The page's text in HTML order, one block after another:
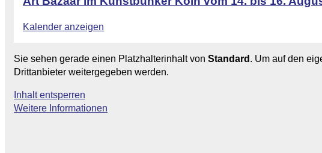
Kalender anzeigen
Sie sehen gerade einen Platzhalterinhalt von Standard . Um auf den
Drittanbieter weitergegeben werden.
Inhalt entsperren
Weitere Informationen